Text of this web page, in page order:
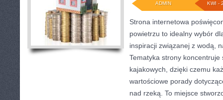
KWI -
ADMIN
Strona internetowa
powietrzu to idealny wybór
inspiracji związanej z wodą,
Tematyka strony koncentruje
kajakowych, dzięki czemu
wartościowe porady
nad rzeką. To miejsce